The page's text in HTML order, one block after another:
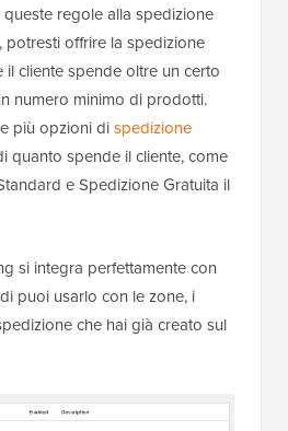
regole alla spedizione
potresti offrire la spedizione
il cliente spende oltre un certo
numero minimo di prodotti.
più opzioni dispedizione
quanto spende il cliente, come
e Spedizione Gratuita il
si integra perfettamente con
puoi usarlo con le zone, i
che hai già creato sul